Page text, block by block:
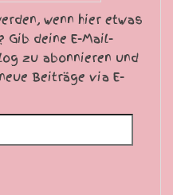
wenn hier etwas
deine E-Mail-
zu abonnieren und
Beiträge via E-